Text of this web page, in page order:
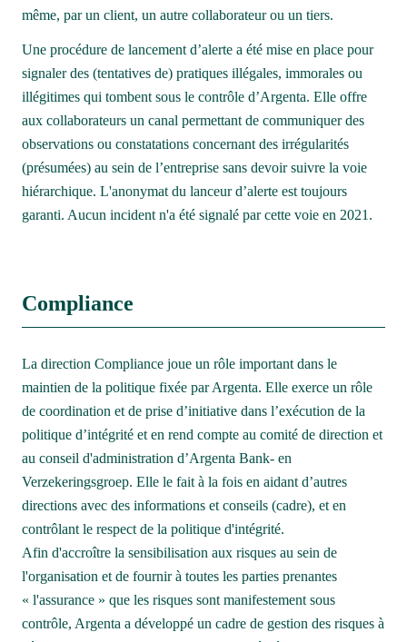
même, par un client, un autre collaborateur ou un tiers.
Une procédure de lancement d’alerte a été mise en place pour
signaler des (tentatives de) pratiques illégales, immorales ou
illégitimes qui tombent sous le contrôle d’Argenta. Elle offre
aux collaborateurs un canal permettant de communiquer des
observations ou constatations concernant des irrégularités
(présumées) au sein de l’entreprise sans devoir suivre la voie
hiérarchique. L'anonymat du lanceur d’alerte est toujours
garanti. Aucun incident n'a été signalé par cette voie en 2021.
Compliance
­La direction Compliance joue un rôle important dans le
maintien de la politique fixée par Argenta. Elle exerce un rôle
de coordination et de prise d’initiative dans l’exécution de la
politique d’intégrité et en rend compte au comité de direction et
au conseil d'administration d’Argenta Bank- en
Verzekeringsgroep. Elle le fait à la fois en aidant d’autres
directions avec des informations et conseils (cadre), et en
contrôlant le respect de la politique d'intégrité.
Afin d'accroître la sensibilisation aux risques au sein de
l'organisation et de fournir à toutes les parties prenantes
« l'assurance » que les risques sont manifestement sous
contrôle, Argenta a développé un cadre de gestion des risques à